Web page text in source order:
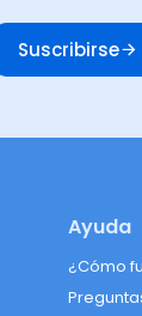
Suscribirse
Ayuda
¿Cómo